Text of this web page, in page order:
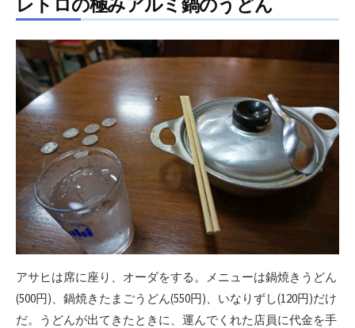
レトロの極みアルミ鍋のうどん
アサヒは席に座り、オーダをする。メニューは鍋焼きうどん
(500円)、鍋焼きたまごうどん(550円)、いなりずし(120円)だけ
だ。うどんが出てきたときに、運んでくれた店員に代金を手